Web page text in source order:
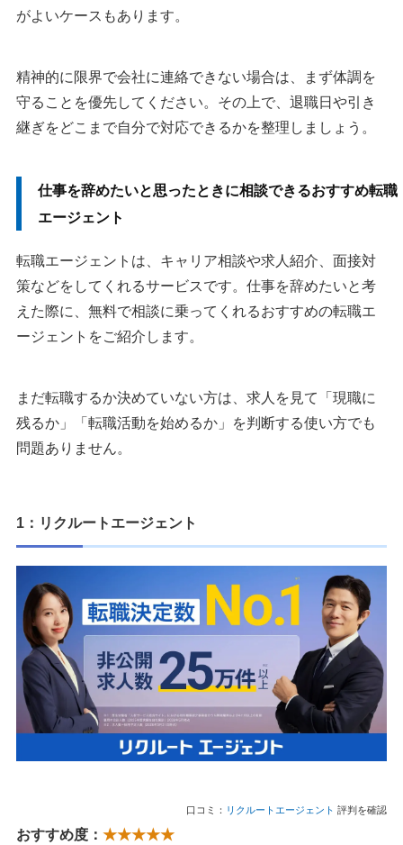
がよいケースもあります。
精神的に限界で会社に連絡できない場合は、まず体調を
守ることを優先してください。その上で、退職日や引き
継ぎをどこまで自分で対応できるかを整理しましょう。
仕事を辞めたいと思ったときに相談できるおすすめ転職
エージェント
転職エージェントは、キャリア相談や求人紹介、面接対
策などをしてくれるサービスです。仕事を辞めたいと考
えた際に、無料で相談に乗ってくれるおすすめの転職エ
ージェントをご紹介します。
まだ転職するか決めていない方は、求人を見て「現職に
残るか」「転職活動を始めるか」を判断する使い方でも
問題ありません。
1：リクルートエージェント
口コミ： リクルートエージェント 評判を確認
おすすめ度： ★★★★★